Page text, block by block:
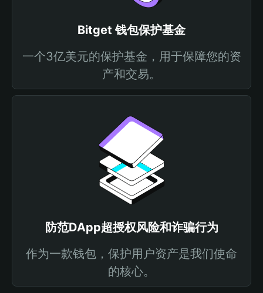
Bitget 钱包保护基金
一个3亿美元的保护基金，用于保障您的资
产和交易。
防范DApp超授权风险和诈骗行为
作为一款钱包，保护用户资产是我们使命
的核心。